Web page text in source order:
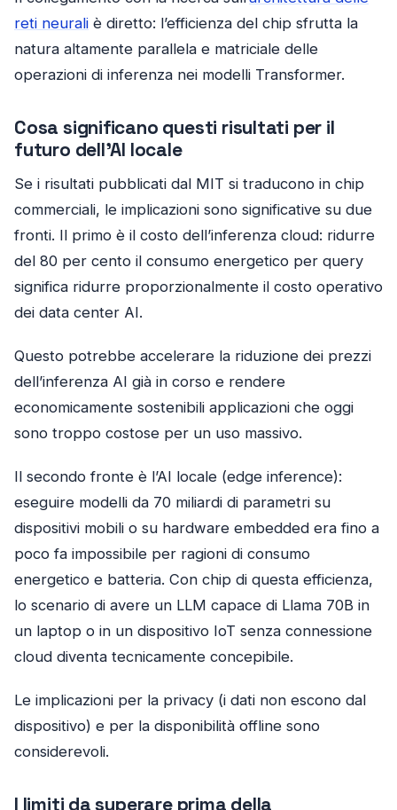
reti neurali è diretto: l’efficienza del chip sfrutta la
natura altamente parallela e matriciale delle
operazioni di inferenza nei modelli Transformer.
Cosa significano questi risultati per il
futuro dell’AI locale
Se i risultati pubblicati dal MIT si traducono in chip
commerciali, le implicazioni sono significative su due
fronti. Il primo è il costo dell’inferenza cloud: ridurre
del 80 per cento il consumo energetico per query
significa ridurre proporzionalmente il costo operativo
dei data center AI.
Questo potrebbe accelerare la riduzione dei prezzi
dell’inferenza AI già in corso e rendere
economicamente sostenibili applicazioni che oggi
sono troppo costose per un uso massivo.
Il secondo fronte è l’AI locale (edge inference):
eseguire modelli da 70 miliardi di parametri su
dispositivi mobili o su hardware embedded era fino a
poco fa impossibile per ragioni di consumo
energetico e batteria. Con chip di questa efficienza,
lo scenario di avere un LLM capace di Llama 70B in
un laptop o in un dispositivo IoT senza connessione
cloud diventa tecnicamente concepibile.
Le implicazioni per la privacy (i dati non escono dal
dispositivo) e per la disponibilità offline sono
considerevoli.
I limiti da superare prima della